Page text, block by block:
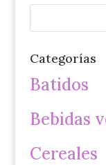
Categorías
Batidos
Bebidas
Cereales